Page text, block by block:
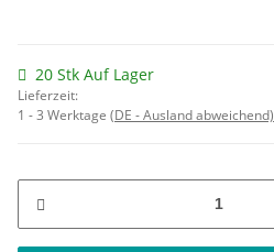
20 Stk Auf Lager
Lieferzeit:
1 - 3 Werktage (DE - Ausland abweichend)